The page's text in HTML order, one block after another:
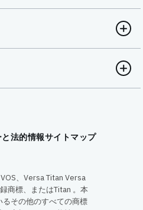
法的情報サイトマップ
、Versa Titan Versa
商標、またはTitan 。本
その他のすべての商標